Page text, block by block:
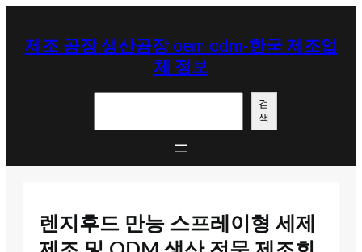
제조 공장 생산공장 oem odm-한국 제조업
체 정보
검
색
렌지후드 만능 스프레이형 세제